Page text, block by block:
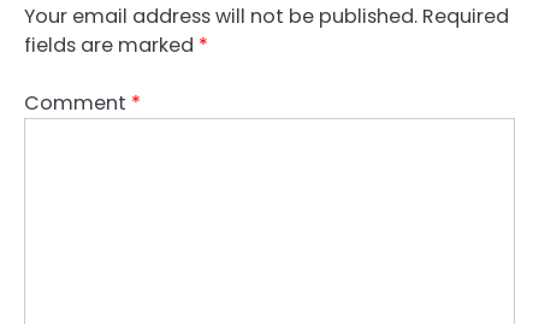
Your email address will not be published. Required
fields are marked *
Comment *